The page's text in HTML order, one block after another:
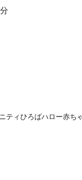
ィひろばハロー赤ち